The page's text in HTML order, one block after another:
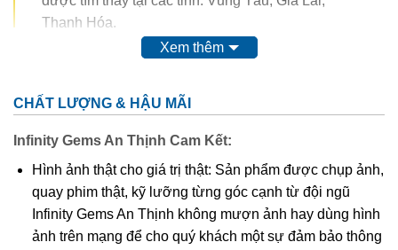
Thanh Hóa.
Trong thế kỷ 20, màu của ametit được coi là do sự có mặt
hoàn toàn thậm chí mất màu khi nung. Vì vậy, người ta
được cho là có mặt trong ametit và
được tìm thấy trong khoáng vật này.
Các công trình gần đây cho thấy màu của ametit là do có
lẫn tạp chấtsắtIII . Các nghiên cứu sâu hơn cho thấy sự
Xem thêm
CHẤT LƯỢNG & HẬU MÃI
Infinity Gems An Thịnh Cam Kết:
Hình ảnh thật cho giá trị thật: Sản phẩm được chụp ảnh,
quay phim thật, kỹ lưỡng từng góc cạnh từ đội ngũ
Infinity Gems An Thịnh không mượn ảnh hay dùng hình
ảnh trên mạng để cho quý khách một sự đảm bảo thông